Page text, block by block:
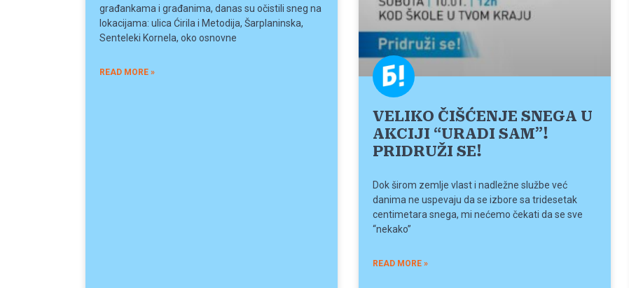
građankama i građanima, danas su očistili sneg na
lokacijama: ulica Ćirila i Metodija, Šarplaninska,
Senteleki Kornela, oko osnovne
READ MORE »
VELIKO ČIŠĆENJE SNEGA U
AKCIJI “URADI SAM”!
PRIDRUŽI SE!
Dok širom zemlje vlast i nadležne službe već
danima ne uspevaju da se izbore sa tridesetak
centimetara snega, mi nećemo čekati da se sve
“nekako”
READ MORE »